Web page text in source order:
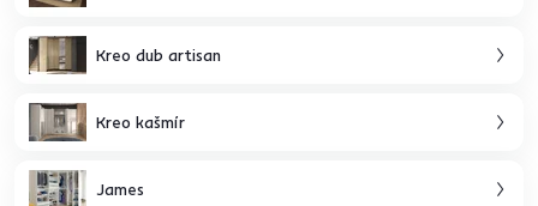
Kreo dub artisan
Kreo kašmír
James